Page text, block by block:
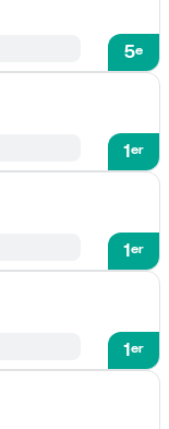
5e
1er
1er
1er